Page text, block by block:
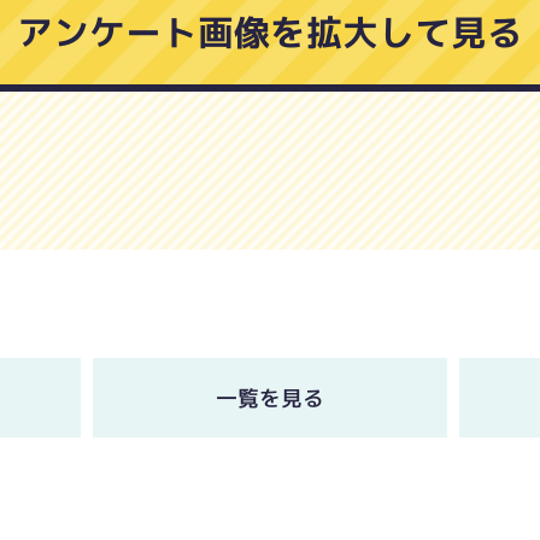
アンケート画像を拡大して見る
一覧を見る